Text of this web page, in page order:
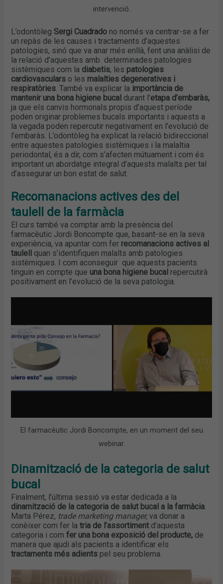
intervenció.
L’odontòleg Sergi Cuadrado no només va centrar-se a fer
un repàs de les causes i tractaments d’aquestes
patologies, sinó que va anar més enllà, fent una anàlisi de
la relació d’aquestes amb determinades patologies
sistèmiques com la diabetis, les patologies
cardiovasculars o les malalties degeneratives i
respiratòries. També va explicar la importància de
mantenir una bona higiene bucal durant l’etapa d’embaràs,
ja que els canvis hormonals propis d’aquest període
poden originar problemes bucals importants i aquests a
la vegada poden repercutir negativament en l’evolució de
l’embaràs. L’odontòleg ha explicat la relació bidireccional
entre aquestes patologies sistèmiques i la malaltia
periodontal, és a dir, com s’afecten mútuament i com és
important un abordatge integral d’aquests malalts per tal
d’assegurar un bon estat de salut.
Recomanacions actives des del
taulell de la farmàcia
El curs també va comptar amb la presència del
farmacèutic Jordi Boncompte que, basant-se en la seva
experiència, va apuntar com fer recomanacions actives al
taulell quan s’identifiquen malalts amb patologies
sistèmiques. I com aconseguir que aquests pacients
tinguin en compte que una bona higiene bucal repercutirà
positivament en l’evolució de la seva patologia.
El farmacèutic Jordi Boncompte, en un moment del seu
webinar.
Dinamització de la categoria de salut
bucal
Finalment, l’última sessió va estar dedicada a la
dinamització de la categoria de salut bucal a la farmàcia
Marta Pérez, trade marketing manager, va donar a
conèixer com fer latria de l’assortimentd’aquesta
categoria i comfer una bona exposició del producte, de
manera que ajudi als pacients a identificar els
tractaments més adients pel seu problema.